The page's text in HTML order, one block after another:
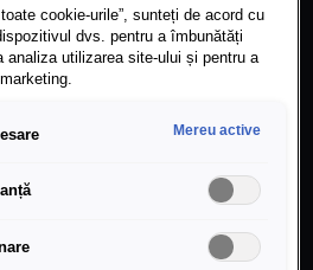
decembrie 2025 – Audi
lansarea globală va avea
un pas important pentru
în drumul către intrarea în
de Formula Unu în 2026.
cookie-urile”, sunteți de acord cu
dvs. pentru a îmbunătăți
analiza utilizarea site-ului și pentru a
Mereu active